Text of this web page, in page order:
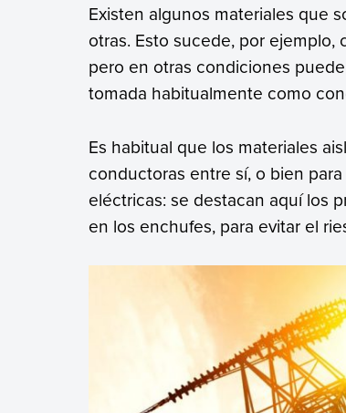
Existen algunos materiales que
otras. Esto sucede, por
pero en otras condiciones
tomada habitualmente como
Es habitual que los materiales
conductoras entre sí, o bien
eléctricas: se destacan aquí los
en los enchufes, para evitar el